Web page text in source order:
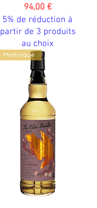
Prix
94,00 €
5% de réduction à
partir de 3 produits
au choix
Martinique